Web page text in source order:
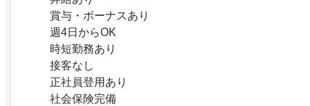
賞与・ボーナスあり
週4日からOK
時短勤務あり
接客なし
正社員登用あり
社会保険完備